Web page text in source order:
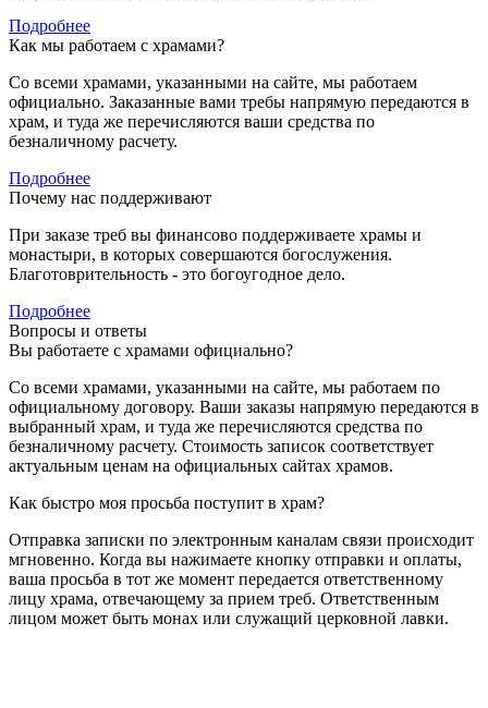
Подробнее
Как мы работаем с храмами?
Со всеми храмами, указанными на сайте, мы работаем
официально. Заказанные вами требы напрямую передаются в
храм, и туда же перечисляются ваши средства по
безналичному расчету.
Подробнее
Почему нас поддерживают
При заказе треб вы финансово поддерживаете храмы и
монастыри, в которых совершаются богослужения.
Благотоврительность - это богоугодное дело.
Подробнее
Вопросы и ответы
Вы работаете с храмами официально?
Со всеми храмами, указанными на сайте, мы работаем по
официальному договору. Ваши заказы напрямую передаются в
выбранный храм, и туда же перечисляются средства по
безналичному расчету. Стоимость записок соответствует
актуальным ценам на официальных сайтах храмов.
Как быстро моя просьба поступит в храм?
Отправка записки по электронным каналам связи происходит
мгновенно. Когда вы нажимаете кнопку отправки и оплаты,
ваша просьба в тот же момент передается ответственному
лицу храма, отвечающему за прием треб. Ответственным
лицом может быть монах или служащий церковной лавки.